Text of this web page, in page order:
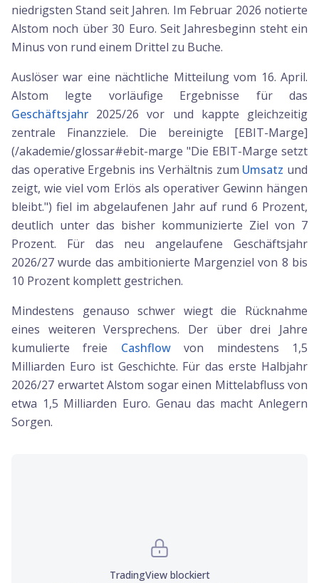
niedrigsten Stand seit Jahren. Im Februar 2026 notierte
Alstom noch über 30 Euro. Seit Jahresbeginn steht ein
Minus von rund einem Drittel zu Buche.
Auslöser war eine nächtliche Mitteilung vom 16. April.
Alstom legte vorläufige Ergebnisse für das
Geschäftsjahr 2025/26 vor und kappte gleichzeitig
zentrale Finanzziele. Die bereinigte [EBIT-Marge]
(/akademie/glossar#ebit-marge "Die EBIT-Marge setzt
das operative Ergebnis ins Verhältnis zum Umsatz und
zeigt, wie viel vom Erlös als operativer Gewinn hängen
bleibt.") fiel im abgelaufenen Jahr auf rund 6 Prozent,
deutlich unter das bisher kommunizierte Ziel von 7
Prozent. Für das neu angelaufene Geschäftsjahr
2026/27 wurde das ambitionierte Margenziel von 8 bis
10 Prozent komplett gestrichen.
Mindestens genauso schwer wiegt die Rücknahme
eines weiteren Versprechens. Der über drei Jahre
kumulierte freie Cashflowvon mindestens 1,5
Milliarden Euro ist Geschichte. Für das erste Halbjahr
2026/27 erwartet Alstom sogar einen Mittelabfluss von
etwa 1,5 Milliarden Euro. Genau das macht Anlegern
Sorgen.
TradingViewblockiert